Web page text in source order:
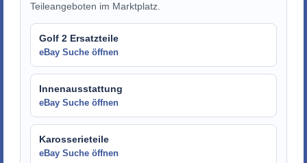
Teileangeboten im Marktplatz.
Golf 2 Ersatzteile
eBay Suche öffnen
Innenausstattung
eBay Suche öffnen
Karosserieteile
eBay Suche öffnen